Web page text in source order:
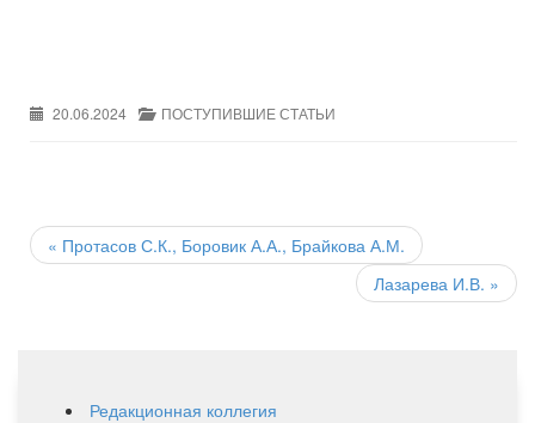
20.06.2024 ПОСТУПИВШИЕ СТАТЬИ
Post
navigation
« Протасов С.К., Боровик А.А., Брайкова А.М.
Лазарева И.В. »
Редакционная коллегия